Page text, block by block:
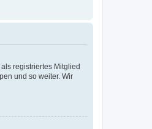
registriertes Mitglied
und so weiter. Wir